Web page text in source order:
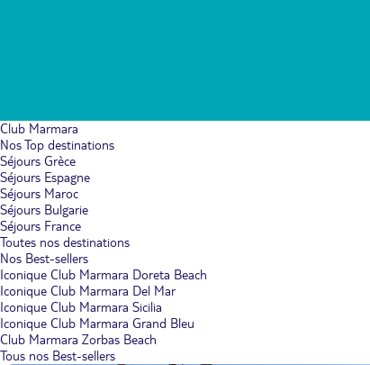
Club Marmara
Nos Top destinations
Séjours Grèce
Séjours Espagne
Séjours Maroc
Séjours Bulgarie
Séjours France
Toutes nos destinations
Nos Best-sellers
Iconique Club Marmara Doreta Beach
Iconique Club Marmara Del Mar
Iconique Club Marmara Sicilia
Iconique Club Marmara Grand Bleu
Club Marmara Zorbas Beach
Tous nos Best-sellers